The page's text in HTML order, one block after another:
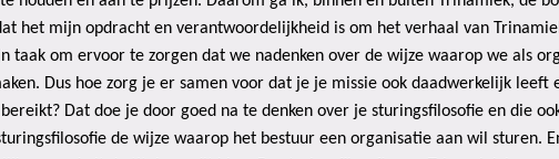
het mijn opdracht en verantwoordelijkheid is om het verhaal van
taak om ervoor te zorgen dat we nadenken over de wijze waarop we als
Dus hoe zorg je er samen voor dat je je missie ook daadwerkelijk leeft
Dat doe je door goed na te denken over je sturingsfilosofie en die
de wijze waarop het bestuur een organisatie aan wil sturen.